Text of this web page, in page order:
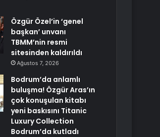
Özgür Özel’in ‘genel
başkan’ unvanı
TBMM’nin resmi
sitesinden kaldırıldı
Ağustos 7, 2026
Bodrum’da anlamlı
buluşma! Özgür Aras’ın
çok konuşulan kitabı
yeni baskısını Titanic
Luxury Collection
Bodrum’da kutladı